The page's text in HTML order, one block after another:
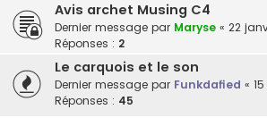
Avis archet Musing C4
Dernier message par Maryse « 22
Réponses : 2
Le carquois et le son
Dernier message par Funkdafied «
Réponses : 45